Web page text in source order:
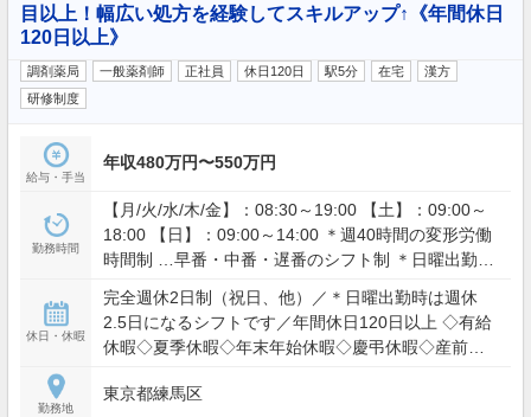
目以上！幅広い処方を経験してスキルアップ↑《年間休日
120日以上》
調剤薬局 一般薬剤師 正社員 休日120日 駅5分 在宅
漢方
研修制度
給与・手当
年収480万円〜550万円
勤務時間
【月/火/水/木/金】：08:30～19:00 【土】：09:00～
18:00 【日】：09:00～14:00 ＊週40時間の変形労働
時間制 …早番・中番・遅番のシフト制 ＊日曜出勤あ
休日・休暇
完全週休2日制（祝日、他）／＊日曜出勤時は週休
2.5日になるシフトです／年間休日120日以上 ◇有給
休暇◇夏季休暇◇年末年始休暇◇慶弔休暇◇産前産
勤務地
東京都練馬区